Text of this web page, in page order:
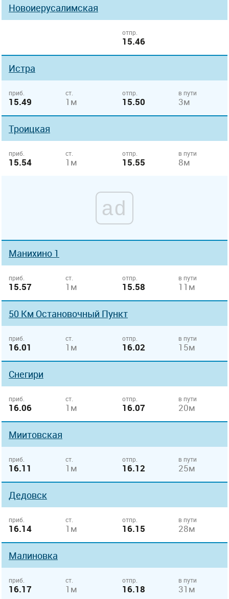
Новоиерусалимская
отпр.
15.46
Истра
приб.
15.49
ст.
1м
отпр.
15.50
в пути
3м
Троицкая
приб.
15.54
ст.
1м
отпр.
15.55
в пути
8м
ad
Манихино 1
приб.
15.57
ст.
1м
отпр.
15.58
в пути
11м
50 Км Остановочный Пункт
приб.
16.01
ст.
1м
отпр.
16.02
в пути
15м
Снегири
приб.
16.06
ст.
1м
отпр.
16.07
в пути
20м
Миитовская
приб.
16.11
ст.
1м
отпр.
16.12
в пути
25м
Дедовск
приб.
16.14
ст.
1м
отпр.
16.15
в пути
28м
Малиновка
приб.
16.17
ст.
1м
отпр.
16.18
в пути
31м